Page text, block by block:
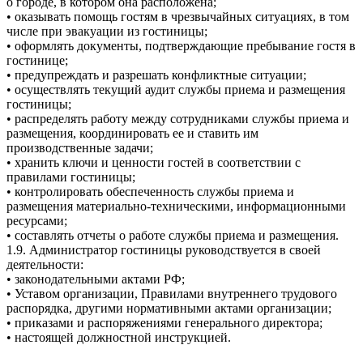
• оказывать помощь гостям в чрезвычайных ситуациях, в том
числе при эвакуации из гостиницы;
• оформлять документы, подтверждающие пребывание гостя в
гостинице;
• предупреждать и разрешать конфликтные ситуации;
• осуществлять текущий аудит службы приема и размещения
гостиницы;
• распределять работу между сотрудниками службы приема и
размещения, координировать ее и ставить им
производственные задачи;
• хранить ключи и ценности гостей в соответствии с
правилами гостиницы;
• контролировать обеспеченность службы приема и
размещения материально-техническими, информационными
ресурсами;
• составлять отчеты о работе службы приема и размещения.
1.9. Администратор гостиницы руководствуется в своей
деятельности:
• законодательными актами РФ;
• Уставом организации, Правилами внутреннего трудового
распорядка, другими нормативными актами организации;
• приказами и распоряжениями генерального директора;
• настоящей должностной инструкцией.